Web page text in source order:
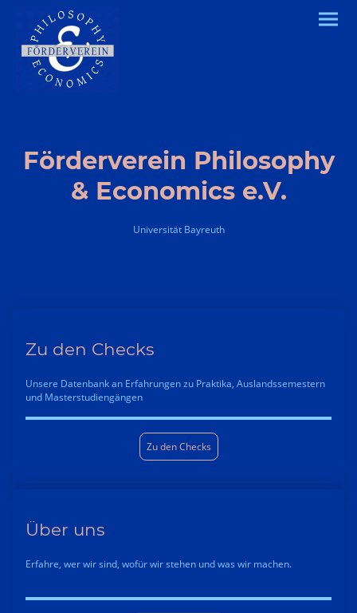
Förderverein Philosophy
& Economics e.V.
Universität Bayreuth
Zu den Checks
Unsere Datenbank an Erfahrungen zu Praktika, Auslandssemestern
und Masterstudiengängen
Zu den Checks
Über uns
Erfahre, wer wir sind, wofür wir stehen und was wir machen.